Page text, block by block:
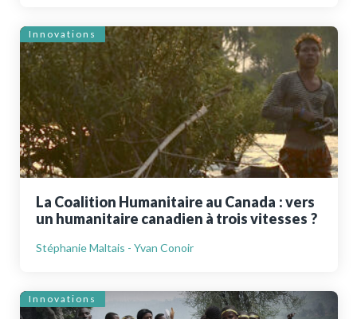
Innovations
La Coalition Humanitaire au Canada : vers
un humanitaire canadien à trois vitesses ?
Stéphanie Maltais - Yvan Conoir
Innovations